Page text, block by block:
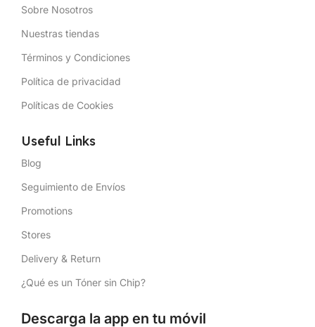
Sobre Nosotros
Nuestras tiendas
Términos y Condiciones
Política de privacidad
Políticas de Cookies
Useful Links
Blog
Seguimiento de Envíos
Promotions
Stores
Delivery & Return
¿Qué es un Tóner sin Chip?
Descarga la app en tu móvil